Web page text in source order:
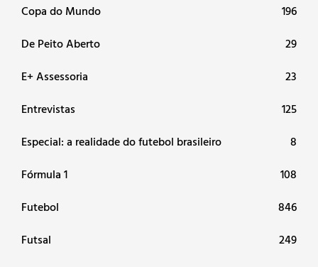
Copa do Mundo
196
De Peito Aberto
29
E+ Assessoria
23
Entrevistas
125
Especial: a realidade do futebol brasileiro
8
Fórmula 1
108
Futebol
846
Futsal
249